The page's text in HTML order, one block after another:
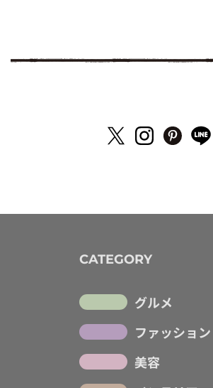
CATEGORY
グルメ
ファッション
美容